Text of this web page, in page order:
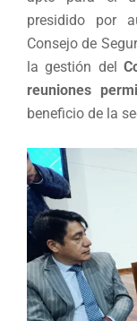
presidido por
Consejo de
la gestión del
reuniones
beneficio de la